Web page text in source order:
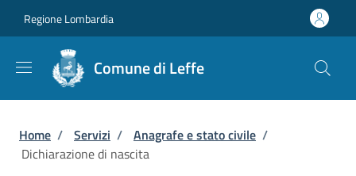
Regione Lombardia
Comune di Leffe
Briciole di pane
Home / Servizi / Anagrafe e stato civile /
Dichiarazione di nascita